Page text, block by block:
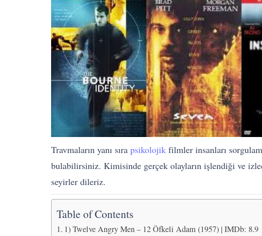
Travmaların yanı sıra psikolojik filmler insanları
bulabilirsiniz. Kimisinde gerçek olayların işlendiği ve
seyirler dileriz.
Table of Contents
1) Twelve Angry Men – 12 Öfkeli Adam (1957) | IMDb: 8.9